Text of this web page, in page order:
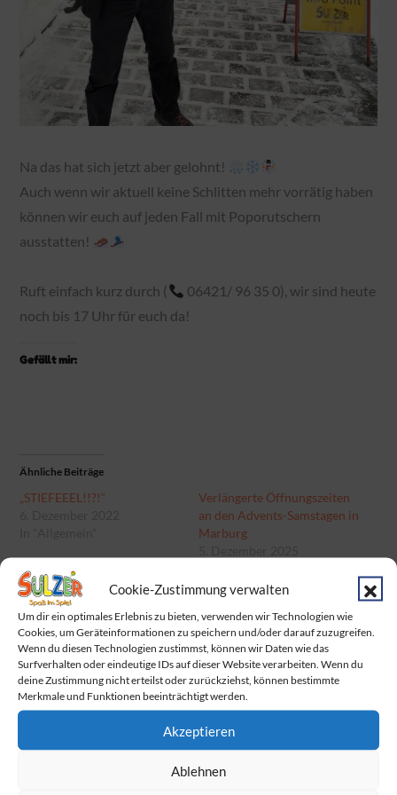
Cookie-Zustimmung verwalten
Um dir ein optimales Erlebnis zu bieten, verwenden wir Technologien wie
Cookies, um Geräteinformationen zu speichern und/oder darauf zuzugreifen.
Wenn du diesen Technologien zustimmst, können wir Daten wie das
Surfverhalten oder eindeutige IDs auf dieser Website verarbeiten. Wenn du
deine Zustimmung nicht erteilst oder zurückziehst, können bestimmte
Merkmale und Funktionen beeinträchtigt werden.
Akzeptieren
Ablehnen
Na das hat sich jetzt aber gelohnt!
Auch wenn wir aktuell keine Schlitten mehr vorrätig haben
können wir euch auf jeden Fall mit Poporutschern
ausstatten!
Ruft einfach kurz durch (
06421/ 96 35 0), wir sind heute
noch bis 17 Uhr für euch da!
Gefällt mir:
Ähnliche Beiträge
„STIEFEEEL!!?!“
Verlängerte Öffnungszeiten
an den Advents-Samstagen in
Marburg
Marburg: Verlängerte
Öffnungszeiten an den
Advents-Samstagen
29. November 2024
In "Allgemein"